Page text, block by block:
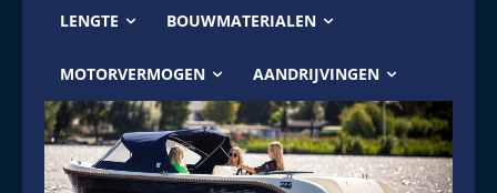
LENGTE BOUWMATERIALEN
MOTORVERMOGEN AANDRIJVINGEN